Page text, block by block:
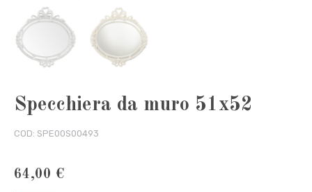
Specchiera da muro 51x52
COD: SPE00S00493
64,00 €